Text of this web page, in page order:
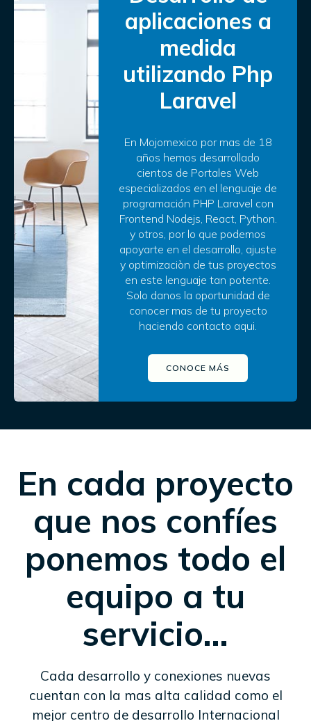
aplicaciones a
medida
utilizando Php
Laravel
En Mojomexico por mas de 18
años hemos desarrollado
cientos de Portales Web
especializados en el lenguaje de
programación PHP Laravel con
Frontend Nodejs, React, Python.
y otros, por lo que podemos
apoyarte en el desarrollo, ajuste
y optimizaciòn de tus proyectos
en este lenguaje tan potente.
Solo danos la oportunidad de
conocer mas de tu proyecto
haciendo contacto aqui.
CONOCE MÁS
En cada proyecto
que nos confíes
ponemos todo el
equipo a tu
servicio…
Cada desarrollo y conexiones nuevas
cuentan con la mas alta calidad como el
mejor centro de desarrollo Internacional